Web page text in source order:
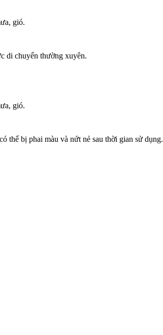
gió.
di chuyển thường xuyên.
gió.
thể bị phai màu và nứt nẻ sau thời gian sử dụng.